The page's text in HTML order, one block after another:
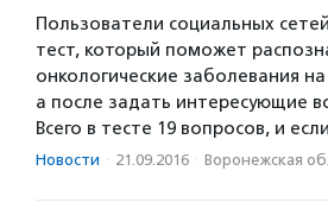
Пользователи социальных
тест, который поможет
онкологические заболевания
а после задать интересующие
Всего в тесте 19 вопросов, и
Новости · 21.09.2016 · Воронежская